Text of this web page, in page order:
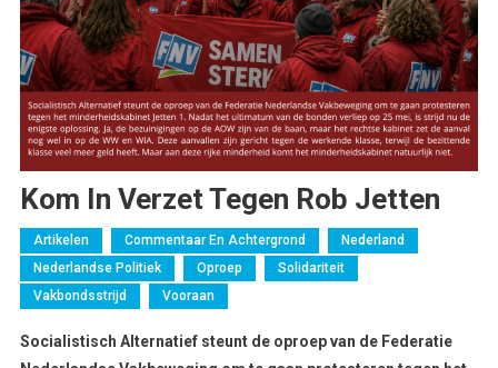
Kom In Verzet Tegen Rob Jetten
Artikelen Commentaar En Achtergrond
Nederland
Nederlandse Politiek
Oproep
Solidariteit
Vakbondsstrijd
Vooraan
Socialistisch Alternatief steunt de oproep van de Federatie